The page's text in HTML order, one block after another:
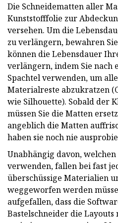
Die Schneidematten aller
Kunststofffolie zur
versehen. Um die
zu verlängern, bewahren
können die Lebensdauer
verlängern, indem Sie nach
Spachtel verwenden, um
Materialreste abzukratzen
wie Silhouette). Sobald der
müssen Sie die Matten
angeblich die Matten
haben sie noch nie
Unabhängig davon,
verwenden, fallen bei fast
überschüssige Materialien
weggeworfen werden
aufgefallen, dass die
Bastelschneider die